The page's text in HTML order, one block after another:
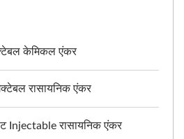
केमिकल एंकर
रासायनिक एंकर
Injectable रासायनिक एंकर